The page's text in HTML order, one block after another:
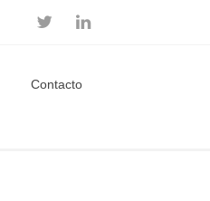
Contacto